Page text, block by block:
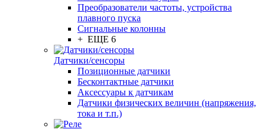
Преобразователи частоты, устройства
плавного пуска
Сигнальные колонны
+ ЕЩЕ 6
Датчики/сенсоры
Позиционные датчики
Бесконтактные датчики
Аксессуары к датчикам
Датчики физических величин (напряжения,
тока и т.п.)